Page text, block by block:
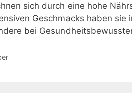
sich durch eine hohe
Geschmacks haben
bei